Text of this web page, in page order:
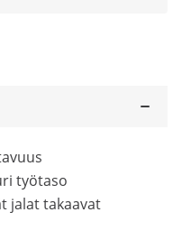
työtaso
jalat takaavat